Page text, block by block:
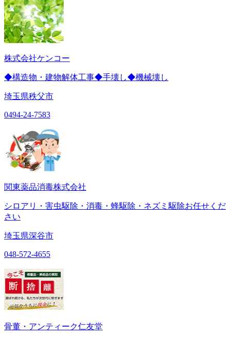
株式会社ケンコー
◆構造物・建物解体工事◆手壊し◆機械壊し
埼玉県秩父市
0494-24-7583
関東薬品消毒株式会社
シロアリ・害虫駆除・消毒・蜂駆除・ネズミ駆除お任せくだ
さい
埼玉県深谷市
048-572-4655
骨董・アンティーク仁友堂